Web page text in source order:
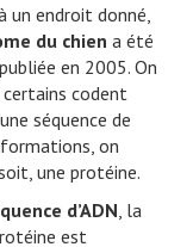
un endroit donné,
du chien a été
en 2005. On
certains codent
séquence de
on
une protéine.
d’ADN , la
est